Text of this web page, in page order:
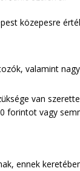
közepesre
valamint
van
forintot vagy
ennek